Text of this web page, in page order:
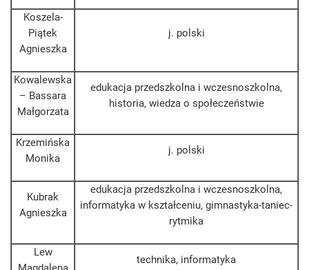
Koszela-
Piątek
Agnieszka
j. polski
Kowalewska
– Bassara
Małgorzata
edukacja przedszkolna i wczesnoszkolna,
historia, wiedza o społeczeństwie
Krzemińska
Monika
j. polski
Kubrak
Agnieszka
edukacja przedszkolna i wczesnoszkolna,
informatyka w kształceniu, gimnastyka-taniec-
rytmika
Lew
technika, informatyka